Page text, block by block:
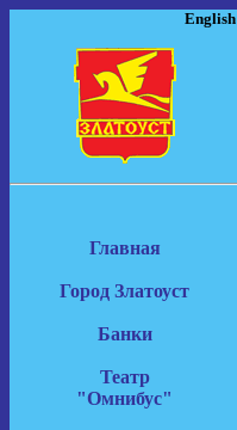
English
Главная
Город Златоуст
Банки
Театр
"Омнибус"